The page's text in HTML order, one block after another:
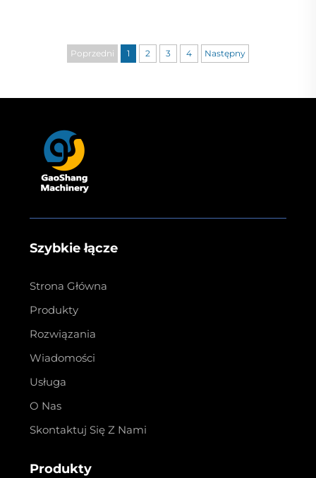
Poprzedni 1 2 3 4 Następny
Szybkie łącze
Strona Główna
Produkty
Rozwiązania
Wiadomości
Usługa
O Nas
Skontaktuj Się Z Nami
Produkty